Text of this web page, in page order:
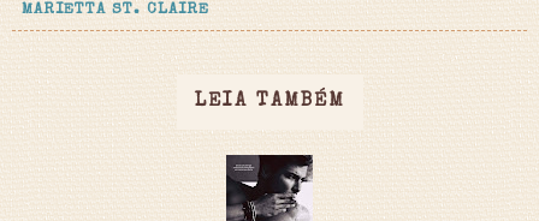
MARIETTA ST. CLAIRE
LEIA TAMBÉM